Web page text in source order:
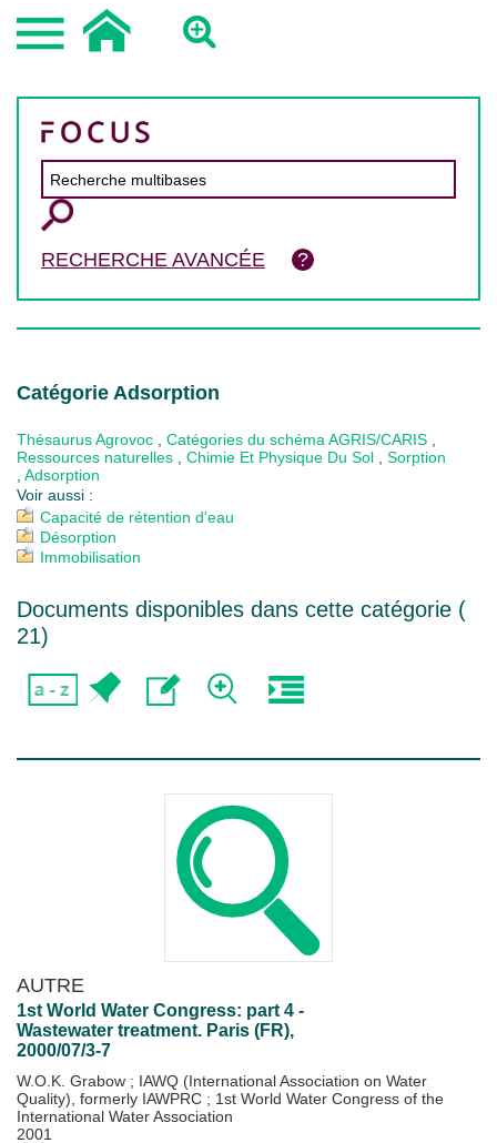
RECHERCHE AVANCÉE
Catégorie Adsorption
Thésaurus Agrovoc Catégories du schéma AGRIS/CARIS
Ressources naturelles
Chimie Et Physique Du Sol
Sorption
Adsorption
Voir aussi :
Capacité de rétention d'eau
Désorption
Immobilisation
Documents disponibles dans cette catégorie (
21)
AUTRE
1st World Water Congress: part 4 -
Wastewater treatment. Paris (FR),
2000/07/3-7
W.O.K. Grabow ; IAWQ (International Association on Water
Quality), formerly IAWPRC ; 1st World Water Congress of the
International Water Association
2001